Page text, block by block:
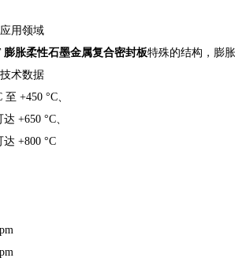
用领域
胀柔性石墨金属复合密封板特殊的结构，膨
术数据
+450 °C、
+650 °C、
+800 °C